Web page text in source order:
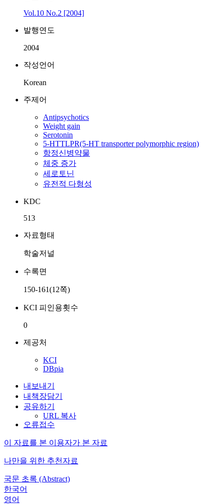
Vol.10 No.2 [2004]
발행연도
2004
작성언어
Korean
주제어
Antipsychotics
Weight gain
Serotonin
5-HTTLPR(5-HT transporter polymorphic region)
항정신병약물
체중 증가
세로토닌
유전적 다형성
KDC
513
자료형태
학술저널
수록면
150-161(12쪽)
KCI 피인용횟수
0
제공처
KCI
DBpia
내보내기
내책장담기
공유하기
URL 복사
오류접수
이 자료를 본 이용자가 본 자료
나만을 위한 추천자료
국문 초록 (Abstract)
한국어
영어